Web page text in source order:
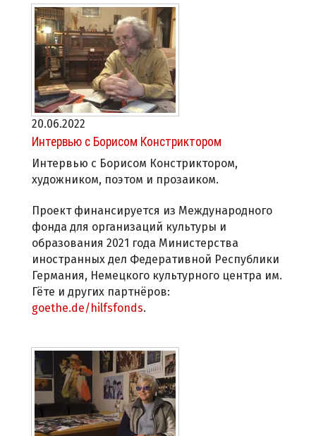
20.06.2022
Интервью с Борисом Констриктором
Интервью с Борисом Констриктором,
художником, поэтом и прозаиком.
Проект финансируется из Международного
фонда для организаций культуры и
образования 2021 года Министерства
иностранных дел Федеративной Республики
Германия, Немецкого культурного центра им.
Гёте и других партнёров:
goethe.de/hilfsfonds.